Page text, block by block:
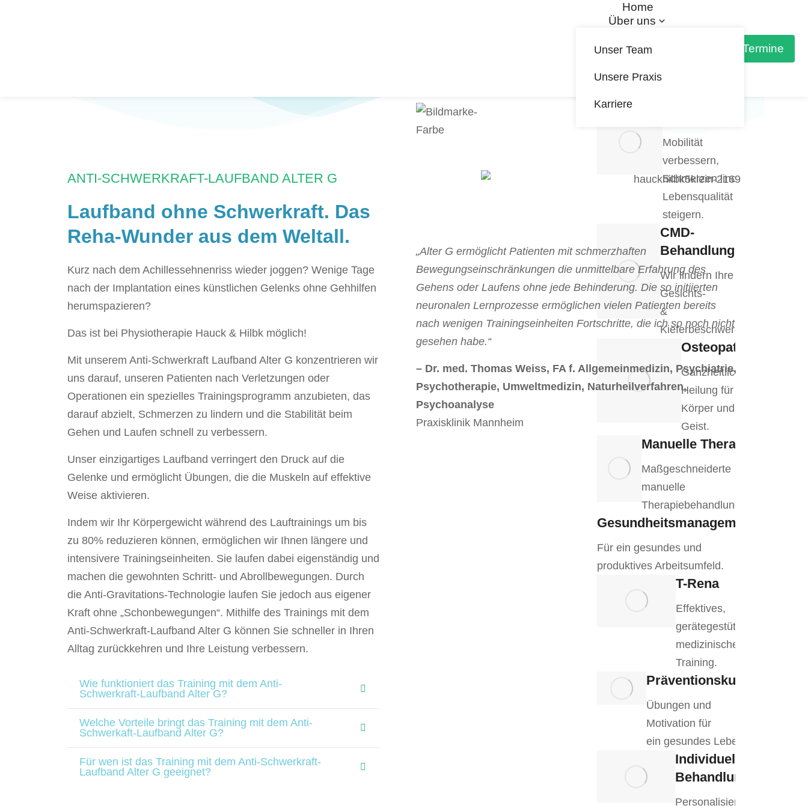
Home
Über uns
Unser Team
Unsere Praxis
Karriere
Mobilität
verbessern,
Schmerzen lindern,
Lebensqualität
steigern.
CMD-
Behandlung
Wir lindern Ihre
Gesichts-
&
Kieferbeschwerden.
Osteopathie
Ganzheitliche
Heilung für
Körper und
Geist.
Manuelle Therapie
Maßgeschneiderte
manuelle
Therapiebehandlungen.
Gesundheitsmanagement
Für ein gesundes und
produktives Arbeitsumfeld.
T-Rena
Effektives,
gerätegestütztes
medizinisches
Training.
Präventionskurse
Übungen und
Motivation für
ein gesundes Leben.
Individuelle
Behandlung
Personalisierte
Kurse
Partner
Termine
ANTI-SCHWERKRAFT-LAUFBAND ALTER G
Laufband ohne Schwerkraft. Das
Reha-Wunder aus dem Weltall.
Kurz nach dem Achillessehnenriss wieder joggen? Wenige Tage
nach der Implantation eines künstlichen Gelenks ohne Gehhilfen
herumspazieren?
Das ist bei Physiotherapie Hauck & Hilbk möglich!
Mit unserem Anti-Schwerkraft Laufband Alter G konzentrieren wir
uns darauf, unseren Patienten nach Verletzungen oder
Operationen ein spezielles Trainingsprogramm anzubieten, das
darauf abzielt, Schmerzen zu lindern und die Stabilität beim
Gehen und Laufen schnell zu verbessern.
Unser einzigartiges Laufband verringert den Druck auf die
Gelenke und ermöglicht Übungen, die die Muskeln auf effektive
Weise aktivieren.
Indem wir Ihr Körpergewicht während des Lauftrainings um bis
zu 80% reduzieren können, ermöglichen wir Ihnen längere und
intensivere Trainingseinheiten. Sie laufen dabei eigenständig und
machen die gewohnten Schritt- und Abrollbewegungen. Durch
die Anti-Gravitations-Technologie laufen Sie jedoch aus eigener
Kraft ohne „Schonbewegungen“. Mithilfe des Trainings mit dem
Anti-Schwerkraft-Laufband Alter G können Sie schneller in Ihren
Alltag zurückkehren und Ihre Leistung verbessern.
Wie funktioniert das Training mit dem Anti-
Schwerkraft-Laufband Alter G?
Welche Vorteile bringt das Training mit dem Anti-
Schwerkaft-Laufband Alter G?
Für wen ist das Training mit dem Anti-Schwerkraft-
Laufband Alter G geeignet?
„Alter G ermöglicht Patienten mit schmerzhaften
Bewegungseinschränkungen die unmittelbare Erfahrung des
Gehens oder Laufens ohne jede Behinderung. Die so initiierten
neuronalen Lernprozesse ermöglichen vielen Patienten bereits
nach wenigen Trainingseinheiten Fortschritte, die ich so noch nicht
gesehen habe.“
– Dr. med. Thomas Weiss, FA f. Allgemeinmedizin, Psychiatrie,
Psychotherapie, Umweltmedizin, Naturheilverfahren,
Psychoanalyse
Praxisklinik Mannheim